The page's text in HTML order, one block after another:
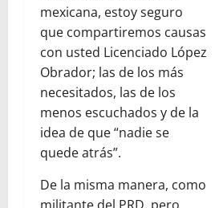
mexicana, estoy seguro
que compartiremos causas
con usted Licenciado López
Obrador; las de los más
necesitados, las de los
menos escuchados y de la
idea de que “nadie se
quede atrás”.
De la misma manera, como